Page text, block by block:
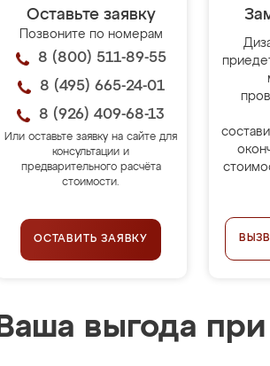
Оставьте заявку
Позвоните по номерам
8 (800) 511-89-55
8 (495) 665-24-01
8 (926) 409-68-13
Или оставьте заявку на сайте для
консультации и
предварительного расчёта
стоимости.
ОСТАВИТЬ ЗАЯВКУ
Ваша выгода